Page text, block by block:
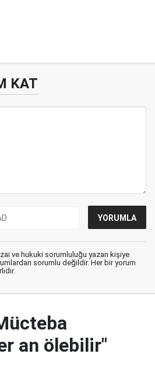
KAT
ve hukuki sorumluluğu yazan kişiye
sorumlu değildir. Her bir yorum
an ölebilir"